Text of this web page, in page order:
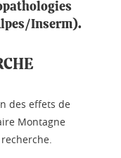
Inserm).
des effets de
Montagne